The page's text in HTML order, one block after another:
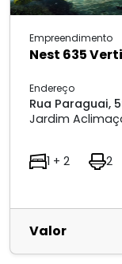
Empreendimento
Nest 635
Endereço
Rua Paraguai,
Jardim
1 + 2 2
Valor